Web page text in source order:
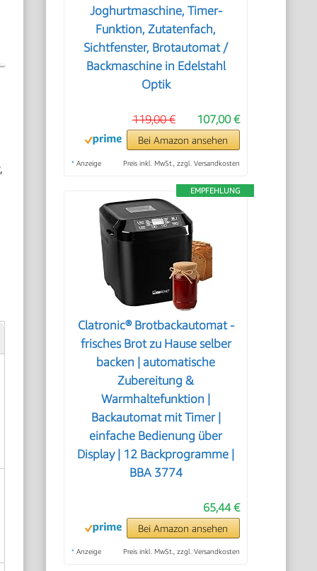
Joghurtmaschine, Timer-
Funktion, Zutatenfach,
Sichtfenster, Brotautomat /
Backmaschine in Edelstahl
Optik
107,00 €
119,00 €
Bei Amazon ansehen
* Anzeige Preis inkl. MwSt., zzgl. Versandkosten
EMPFEHLUNG
Clatronic® Brotbackautomat -
frisches Brot zu Hause selber
backen | automatische
Zubereitung &
Warmhaltefunktion |
Backautomat mit Timer |
einfache Bedienung über
Display | 12 Backprogramme |
BBA 3774
65,44 €
Bei Amazon ansehen
* Anzeige Preis inkl. MwSt., zzgl. Versandkosten